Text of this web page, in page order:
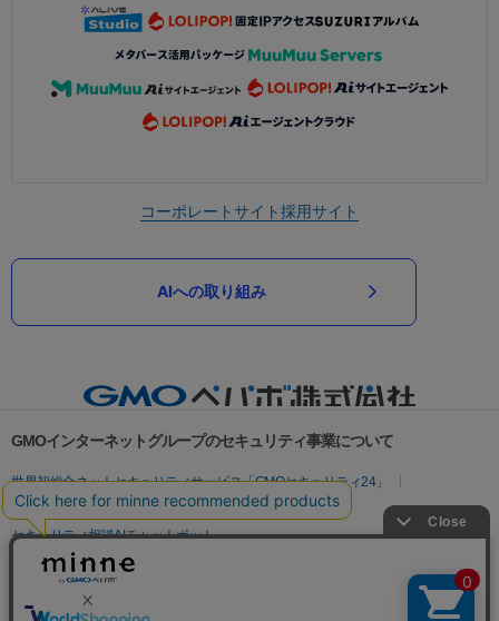
コーポレートサイト採用サイト
AIへの取り組み
GMOインターネットグループのセキュリティ事業について
世界初総合ネットセキュリティサービス「GMOセキュリティ24」
パスワード漏洩診断
Webサイトリスク診断
セキュリティ相談AIチャットボット
実在証明・盗聴対策